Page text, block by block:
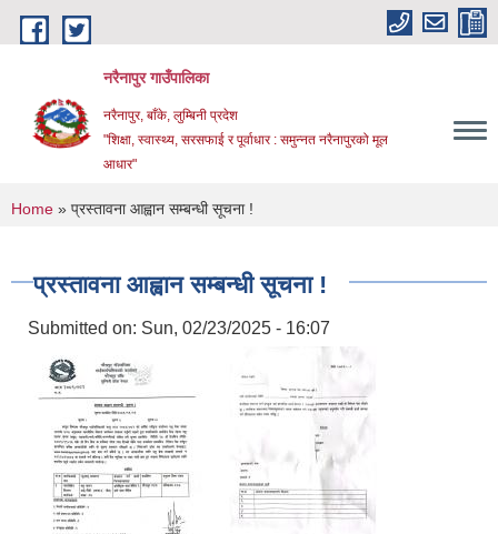
Skip to main content
नरैनापुर गाउँपालिका
नरैनापुर, बाँके, लुम्बिनी प्रदेश
"शिक्षा, स्वास्थ्य, सरसफाई र पूर्वाधार : समुन्नत नरैनापुरको मूल
आधार"
You are here
Home » प्रस्तावना आह्वान सम्बन्धी सूचना !
प्रस्तावना आह्वान सम्बन्धी सूचना !
Submitted on: Sun, 02/23/2025 - 16:07